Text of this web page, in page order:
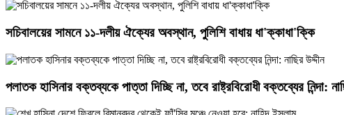
সচিবালয়ের সামনে ১১-দলীয় ঐক্যের অবস্থান, পুলিশি বাধায় ধা'ক্কাধা'ক্কি
পলাতক হাসিনার বক্তব্যকে পাত্তা দিচ্ছি না, তবে রাষ্ট্রবিরোধী বক্তব্যের নিন্দা: